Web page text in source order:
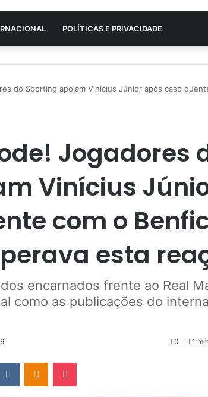
POLÍTICAS E PRIVACIDADE
do Sporting apoiam Vinícius Júnior após caso
Jogadores
Vinícius
com o
esta
encarnados frente ao Real
como as publicações do
0 1
VK OK Pocket